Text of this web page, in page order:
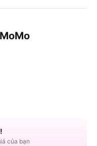
của bạn